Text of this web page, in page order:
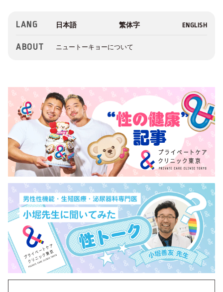
LANG
ABOUT ニュートーキョーについて